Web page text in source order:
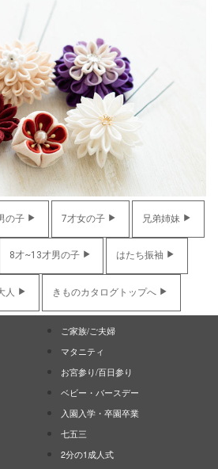
の子 7才女の子 兄弟姉妹
8才~13才男の子 はたち振袖
人 きものカタログトップへ
ご家族/ご夫婦
マタニティ
お宮参り/百日参り
ベビー・バースデー
入園入学・卒園卒業
七五三
2分の1成人式